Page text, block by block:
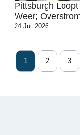
Pittsburgh
Weer;
24 Juli 2026
1 2 3